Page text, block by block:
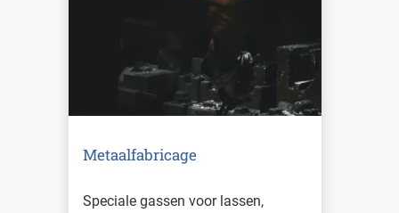
Metaalfabricage
Speciale gassen voor lassen,